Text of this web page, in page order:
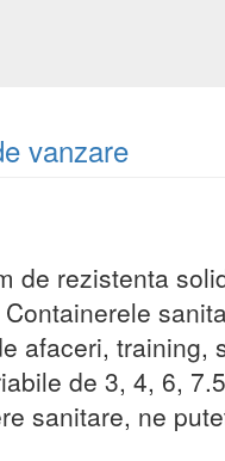
vanzare
de rezistenta
afaceri, training,
de 3, 4, 6,
sanitare, ne